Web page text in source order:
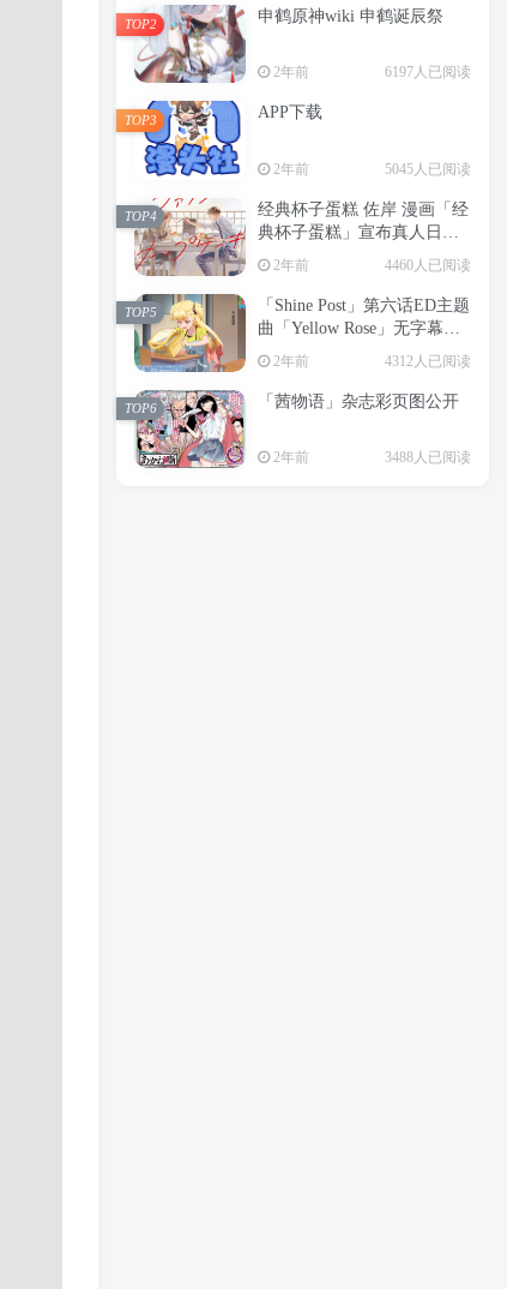
申鹤原神wiki 申鹤诞辰祭
2年前 6197人已阅读
TOP2
APP下载
2年前 5045人已阅读
TOP3
经典杯子蛋糕 佐岸 漫画「经
典杯子蛋糕」宣布真人日剧
化
2年前 4460人已阅读
TOP4
「Shine Post」第六话ED主题
曲「Yellow Rose」无字幕MV
公开
2年前 4312人已阅读
TOP5
「茜物语」杂志彩页图公开
2年前 3488人已阅读
TOP6
8688人已阅读
overlord卢贝多的龙王谁厉害
「Overlord」露普斯蕾琪娜·贝塔手办开...
TOP1
申鹤原神wiki 申鹤诞辰祭
2年前 6197人已阅读
TOP2
APP下载
2年前 5045人已阅读
TOP3
经典杯子蛋糕 佐岸 漫画「经
典杯子蛋糕」宣布真人日剧
TOP4